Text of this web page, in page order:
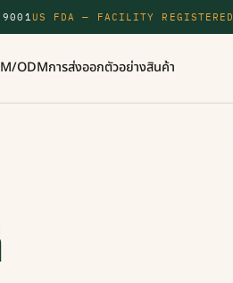
US FDA — FACILITY REGISTERED
ODMการส่งออกตัวอย่างสินค้า